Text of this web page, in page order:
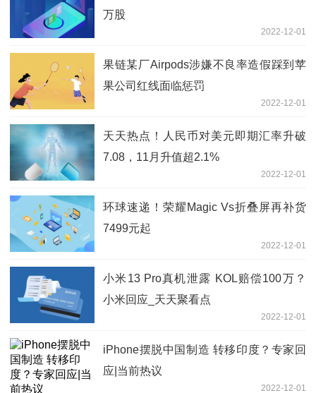
万股
2022-12-01
果链某厂Airpods涉嫌不良率造假踩到苹
果公司红线面临惩罚
2022-12-01
天天热点！人民币对美元即期汇率升破
7.08，11月升值超2.1%
2022-12-01
环球速递！荣耀Magic Vs折叠屏再补货
7499元起
2022-12-01
小米13 Pro真机泄露 KOL赔偿100万？
小米回应_天天聚看点
2022-12-01
iPhone摆脱中国制造 转移印度？专家回
应|当前热议
2022-12-01